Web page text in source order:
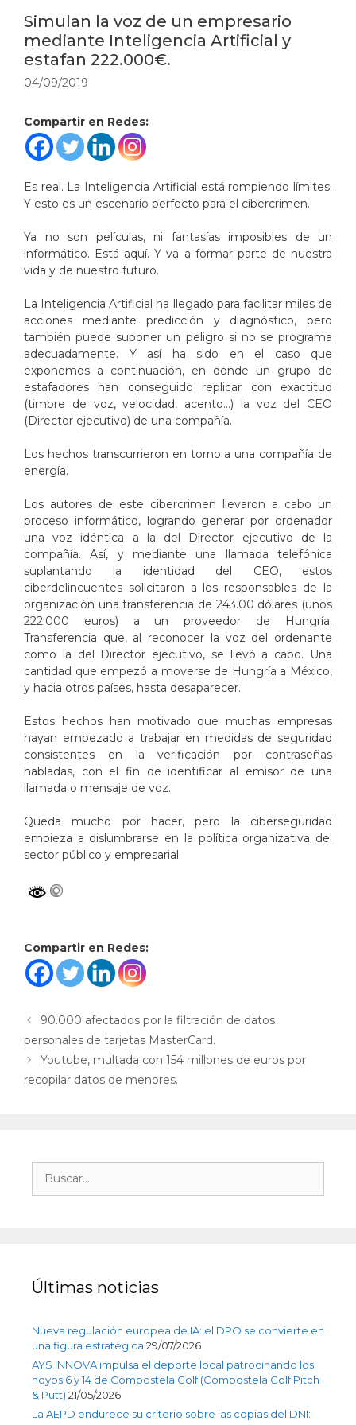
Simulan la voz de un empresario
mediante Inteligencia Artificial y
estafan 222.000€.
04/09/2019
Compartir en Redes:
Es real. La Inteligencia Artificial está rompiendo límites.
Y esto es un escenario perfecto para el cibercrimen.
Ya no son películas, ni fantasías imposibles de un
informático. Está aquí. Y va a formar parte de nuestra
vida y de nuestro futuro.
La Inteligencia Artificial ha llegado para facilitar miles de
acciones mediante predicción y diagnóstico, pero
también puede suponer un peligro si no se programa
adecuadamente. Y así ha sido en el caso que
exponemos a continuación, en donde un grupo de
estafadores han conseguido replicar con exactitud
(timbre de voz, velocidad, acento…) la voz del CEO
(Director ejecutivo) de una compañía.
Los hechos transcurrieron en torno a una compañía de
energía.
Los autores de este cibercrimen llevaron a cabo un
proceso informático, logrando generar por ordenador
una voz idéntica a la del Director ejecutivo de la
compañía. Así, y mediante una llamada telefónica
suplantando la identidad del CEO, estos
ciberdelincuentes solicitaron a los responsables de la
organización una transferencia de 243.00 dólares (unos
222.000 euros) a un proveedor de Hungría.
Transferencia que, al reconocer la voz del ordenante
como la del Director ejecutivo, se llevó a cabo. Una
cantidad que empezó a moverse de Hungría a México,
y hacia otros países, hasta desaparecer.
Estos hechos han motivado que muchas empresas
hayan empezado a trabajar en medidas de seguridad
consistentes en la verificación por contraseñas
habladas, con el fin de identificar al emisor de una
llamada o mensaje de voz.
Queda mucho por hacer, pero la ciberseguridad
empieza a dislumbrarse en la política organizativa del
sector público y empresarial.
Compartir en Redes:
90.000 afectados por la filtración de datos
personales de tarjetas MasterCard.
Youtube, multada con 154 millones de euros por
recopilar datos de menores.
Últimas noticias
Nueva regulación europea de IA: el DPO se convierte en
una figura estratégica 29/07/2026
AYS INNOVA impulsa el deporte local patrocinando los
hoyos 6 y 14 de Compostela Golf (Compostela Golf Pitch
& Putt) 21/05/2026
La AEPD endurece su criterio sobre las copias del DNI: